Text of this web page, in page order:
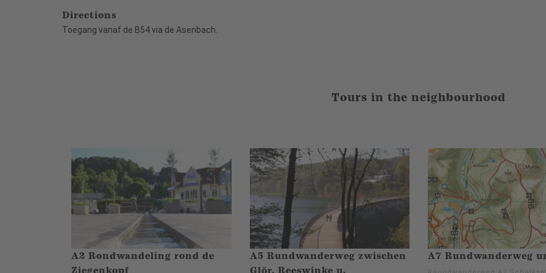
Directions
Toegang vanaf de B54 via de Asenbach.
Tours in the neighbourhood
A2 Rondwandeling rond de
Ziegenkopf
A5 Rundwanderweg zwischen
Glör, Reeswinke u.
A7 Rundwanderweg